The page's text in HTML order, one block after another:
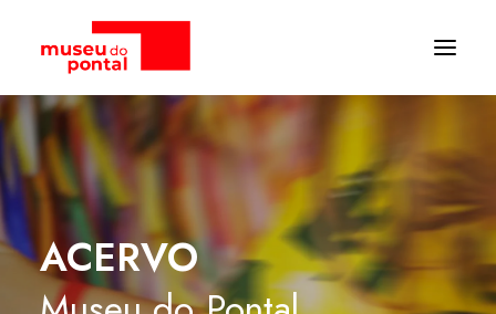
ACERVO